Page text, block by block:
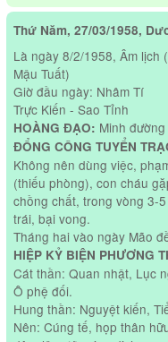
Thứ Năm, 27/03/1958,
Là ngày 8/2/1958, Âm lịch
Mậu Tuất)
Giờ đầu ngày: Nhâm Tí
Trực Kiến - Sao Tỉnh
HOÀNG ĐẠO: Minh
ĐỔNG CÔNG TUYỂN
Không nên dùng việc,
(thiếu phòng), con cháu
chồng chất, trong vòng 3-
trái, bại vong.
Tháng hai vào ngày Mão
HIỆP KỶ BIỆN PHƯƠNG
Cát thần: Quan nhật, Lục
Ô phệ đối.
Hung thần: Nguyệt kiến,
Nên: Cúng tế, họp thân